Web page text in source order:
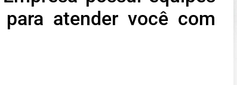
atender você com